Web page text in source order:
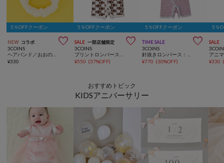
5％OFFクーポン
NEW コラボ 
3COINS
¥330
5％OFFクーポン
SALE 一部店舗限定 
3COINS
¥550 (37%OFF)
5％OFFクーポン
TIME SALE 
3COINS
¥770 (30%OFF)
5％
SALE
¥330
おすすめトピック
KIDSアニバーサリー